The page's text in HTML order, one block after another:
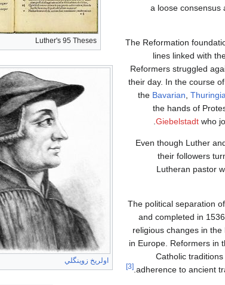
Luther's 95 Theses
اولريخ زوينگلي
a loose consensus
The Reformation
lines linked with
Reformers struggled
their day. In the course
the Bavarian
the hands of
Giebelstadt who
Even though Luther
their followers
Lutheran pastor
The political separation
and completed in
religious changes in
in Europe. Reformers in
Catholic
adherence to ancient
[3]